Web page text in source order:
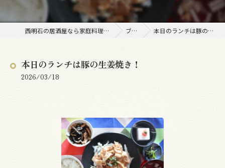
西明石の居酒屋なら家庭料理と肉 居酒屋 伸 ブログ 本日のランチは豚の生姜焼き！
本日のランチは豚の生姜焼き！
2026/03/18